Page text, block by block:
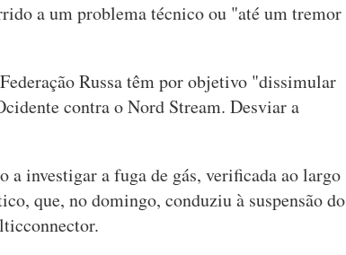
a um problema técnico ou "até um tremor
Russa têm por objetivo "dissimular
contra o Nord Stream. Desviar a
a investigar a fuga de gás, verificada ao largo
que, no domingo, conduziu à suspensão do